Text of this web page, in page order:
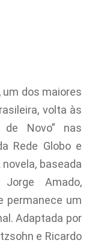
um dos maiores
volta às
Novo” nas
Rede Globo e
baseada
Amado,
permanece um
Adaptada por
e Ricardo